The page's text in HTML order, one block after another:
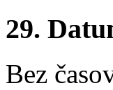
29.
Bez